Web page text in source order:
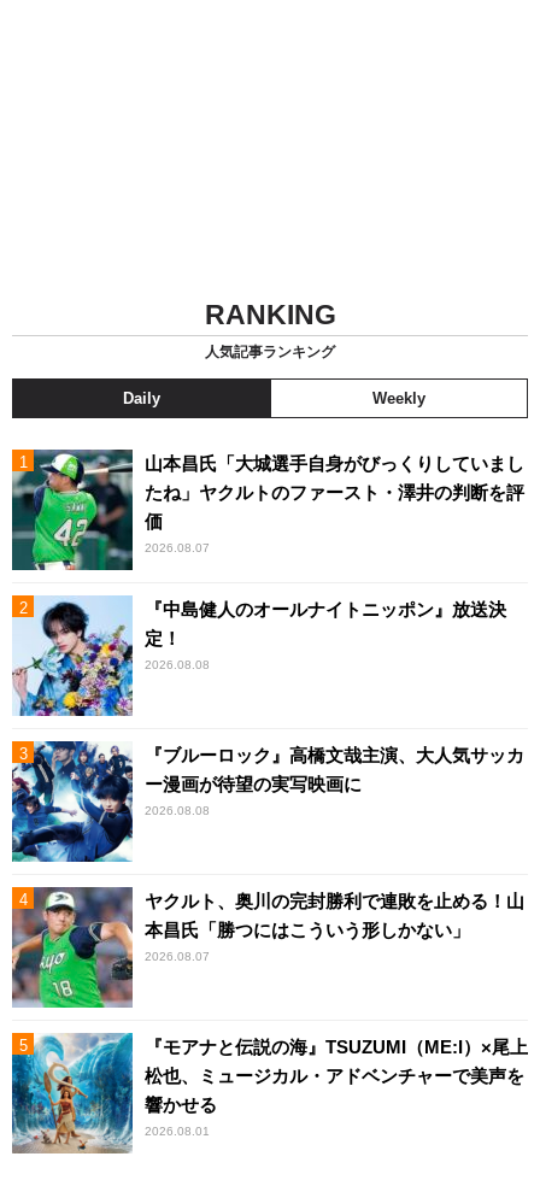
RANKING
人気記事ランキング
Daily Weekly
山本昌氏「大城選手自身がびっくりしていまし
たね」ヤクルトのファースト・澤井の判断を評
価
2026.08.07
『中島健人のオールナイトニッポン』放送決
定！
2026.08.08
『ブルーロック』高橋文哉主演、大人気サッカ
ー漫画が待望の実写映画に
2026.08.08
ヤクルト、奥川の完封勝利で連敗を止める！山
本昌氏「勝つにはこういう形しかない」
2026.08.07
『モアナと伝説の海』TSUZUMI（ME:I）×尾上
松也、ミュージカル・アドベンチャーで美声を
響かせる
2026.08.01